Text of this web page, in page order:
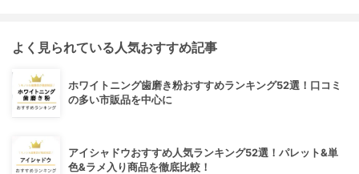
よく見られている人気おすすめ記事
ホワイトニング歯磨き粉おすすめランキング52選！口コミ
の多い市販品を中心に
アイシャドウおすすめ人気ランキング52選！パレット&単
色&ラメ入り商品を徹底比較！